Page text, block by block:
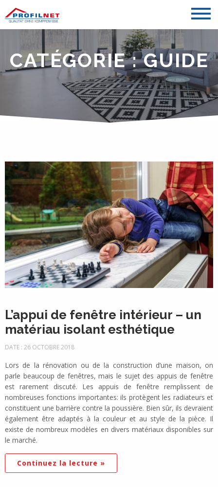
CATÉGORIE :GUIDE
L’appui de fenêtre intérieur – un
matériau isolant esthétique
DATE : 26 OCTOBRE 2018
Lors de la rénovation ou de la construction d’une maison, on
parle beaucoup de fenêtres, mais le sujet des appuis de fenêtre
est rarement discuté. Les appuis de fenêtre remplissent de
nombreuses fonctions importantes: ils protègent les radiateurs et
constituent une barrière contre la poussière. Bien sûr, ils devraient
également être adaptés à la couleur et au style de la pièce. Il
existe de nombreux modèles en divers matériaux disponibles sur
le marché.
Continuez la lecture »